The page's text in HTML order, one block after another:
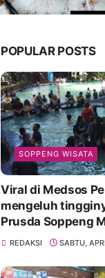
POPULAR POSTS
SOPPENG WISATA
Viral di Medsos
mengeluh
Prusda Soppeng
kasih bu bantu
REDAKSI SABTU,